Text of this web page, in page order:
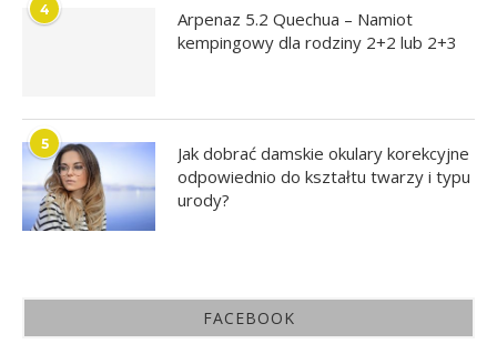
4
Arpenaz 5.2 Quechua – Namiot
kempingowy dla rodziny 2+2 lub 2+3
5
Jak dobrać damskie okulary korekcyjne
odpowiednio do kształtu twarzy i typu
urody?
FACEBOOK